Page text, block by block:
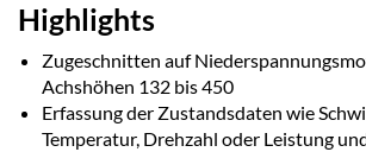
Highlights
Zugeschnitten auf
Achshöhen 132 bis 450
Erfassung der Zustandsdaten wie
Temperatur, Drehzahl oder Leistung